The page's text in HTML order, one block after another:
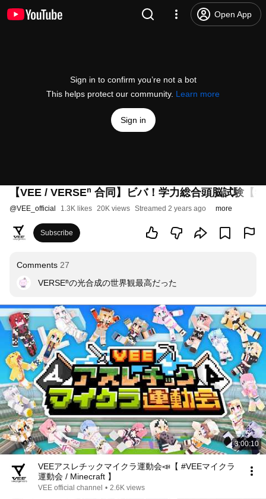
Open App
Sign in to confirm you’re not a bot
This helps protect our community. Learn more
Sign in
【VEE / VERSEⁿ 合同】ビバ！学力総合頭脳試験【
@VEE_official 1.3K likes 20K views Streamed 2 years ago more
Subscribe
Comments 27
VERSEⁿの光合成の世界観最高だった
3:00:10
VEEアスレチックマイクラ運動会📣【 #VEEマイクラ
運動会 / Minecraft 】
VEE official channel • 2.6K views